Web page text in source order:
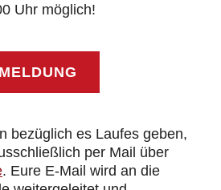
Uhr möglich!
bezüglich es Laufes geben,
per Mail über
. Eure E-Mail wird an die